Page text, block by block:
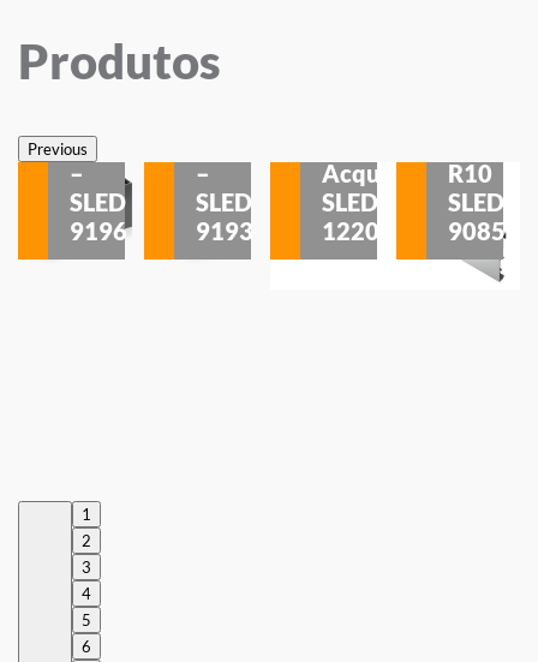
Produtos
PreviousSobrepor
–
SLED
9196
–
SLED
9193
Acqua
SLED
1220
R10
SLED
9085
1
2
3
4
5
6